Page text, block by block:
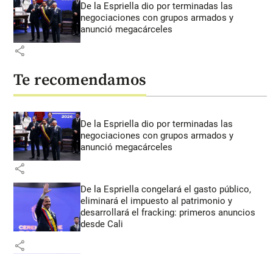
De la Espriella dio por terminadas las
negociaciones con grupos armados y
anunció megacárceles
share
Te recomendamos
De la Espriella dio por terminadas las
negociaciones con grupos armados y
anunció megacárceles
share
De la Espriella congelará el gasto público,
eliminará el impuesto al patrimonio y
desarrollará el fracking: primeros anuncios
desde Cali
share